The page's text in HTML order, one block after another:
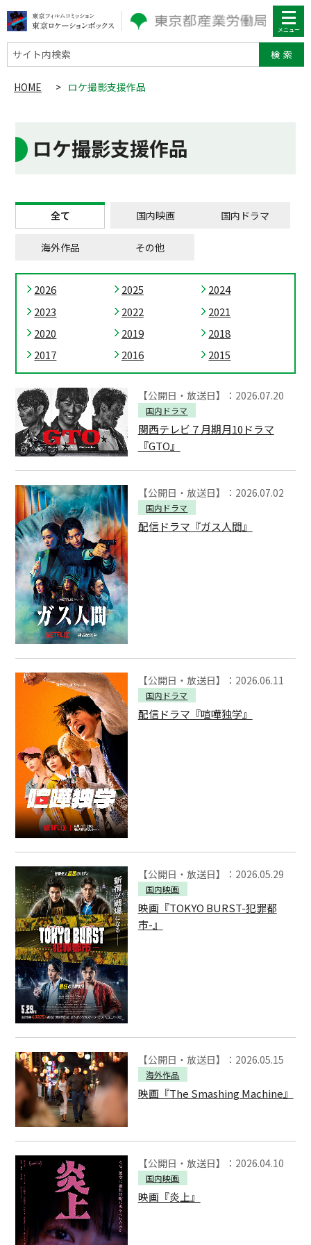
サイト内検索
HOME > ロケ撮影支援作品
ロケ撮影支援作品
全て 国内映画 国内ドラマ
海外作品 その他
2026 2025
2024
2023
2022
2021
2020
2019
2018
2017
2016 2015
【公開日・放送日】：2026.07.20
国内ドラマ
関西テレビ７月期月10ドラマ
『GTO』
【公開日・放送日】：2026.07.02
国内ドラマ
配信ドラマ『ガス人間』
【公開日・放送日】：2026.06.11
国内ドラマ
配信ドラマ『喧嘩独学』
【公開日・放送日】：2026.05.29
国内映画
映画『TOKYO BURST-犯罪都
市-』
【公開日・放送日】：2026.05.15
海外作品
映画『The Smashing Machine』
【公開日・放送日】：2026.04.10
国内映画
映画『炎上』